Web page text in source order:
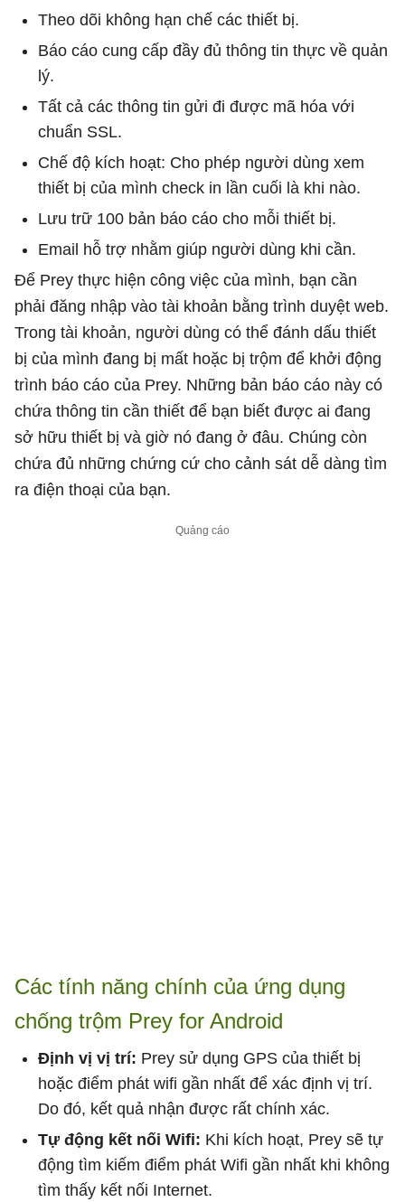
Theo dõi không hạn chế các thiết bị.
Báo cáo cung cấp đầy đủ thông tin thực về quản
lý.
Tất cả các thông tin gửi đi được mã hóa với
chuẩn SSL.
Chế độ kích hoạt: Cho phép người dùng xem
thiết bị của mình check in lần cuối là khi nào.
Lưu trữ 100 bản báo cáo cho mỗi thiết bị.
Email hỗ trợ nhằm giúp người dùng khi cần.
Để Prey thực hiện công việc của mình, bạn cần
phải đăng nhập vào tài khoản bằng trình duyệt web.
Trong tài khoản, người dùng có thể đánh dấu thiết
bị của mình đang bị mất hoặc bị trộm để khởi động
trình báo cáo của Prey. Những bản báo cáo này có
chứa thông tin cần thiết để bạn biết được ai đang
sở hữu thiết bị và giờ nó đang ở đâu. Chúng còn
chứa đủ những chứng cứ cho cảnh sát dễ dàng tìm
ra điện thoại của bạn.
Các tính năng chính của ứng dụng
chống trộm Prey for Android
Định vị vị trí: Prey sử dụng GPS của thiết bị
hoặc điểm phát wifi gần nhất để xác định vị trí.
Do đó, kết quả nhận được rất chính xác.
Tự động kết nối Wifi: Khi kích hoạt, Prey sẽ tự
động tìm kiếm điểm phát Wifi gần nhất khi không
tìm thấy kết nối Internet.